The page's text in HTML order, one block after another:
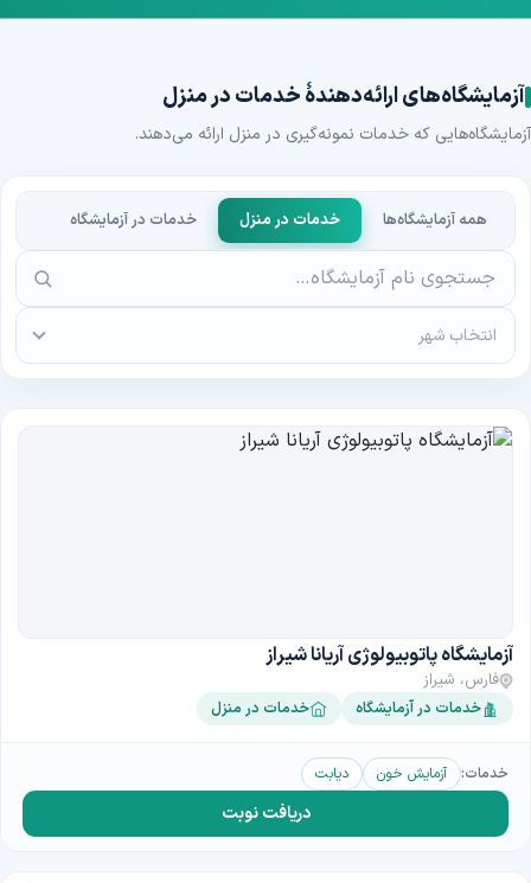
آزمایشگاه‌های ارائه‌دهندهٔ خدمات در منزل
آزمایشگاه‌هایی که خدمات نمونه‌گیری در منزل ارائه می‌دهند.
همه آزمایشگاه‌ها خدمات در منزل خدمات در آزمایشگاه
انتخاب شهر
آزمایشگاه پاتوبیولوژی آریانا شیراز
فارس، شیراز
خدمات در آزمایشگاه خدمات در منزل
خدمات: آزمایش خون دیابت
دریافت نوبت